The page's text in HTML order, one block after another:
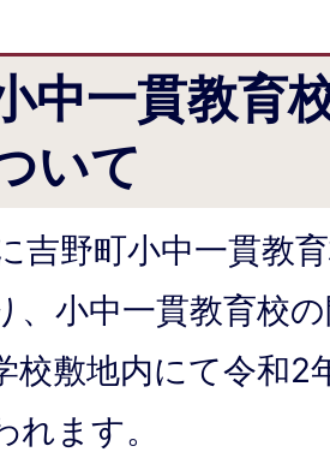
中一貫教育
いて
吉野町小中一貫教
、小中一貫教育校
校敷地内にて令和2
れます。